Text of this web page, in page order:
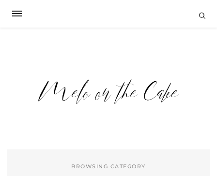
BROWSING CATEGORY